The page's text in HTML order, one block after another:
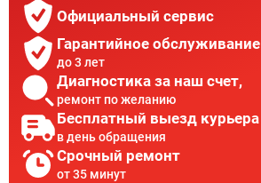
Официальный сервис
Гарантийное обслуживание
до 3 лет
Диагностика за наш счет,
ремонт по желанию
Бесплатный выезд курьера
в день обращения
Срочный ремонт
от 35 минут